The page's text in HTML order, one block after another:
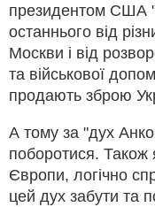
президентом США
останнього від
Москви і від
та військової
продають зброю
А тому за "дух
поборотися. Також
Європи, логічно
цей дух забути та